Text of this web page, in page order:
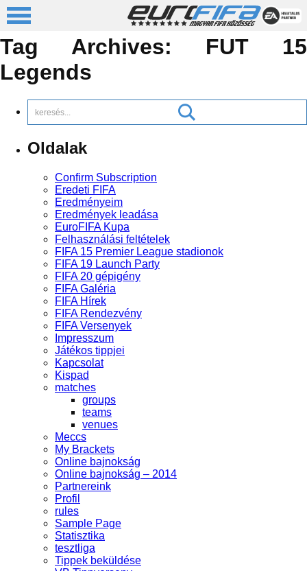
Tag Archives: FUT 15
Legends
Oldalak
Confirm Subscription
Eredeti FIFA
Eredményeim
Eredmények leadása
EuroFIFA Kupa
Felhasználási feltételek
FIFA 15 Premier League stadionok
FIFA 19 Launch Party
FIFA 20 gépigény
FIFA Galéria
FIFA Hírek
FIFA Rendezvény
FIFA Versenyek
Impresszum
Játékos tippjei
Kapcsolat
Kispad
matches
groups
teams
venues
Meccs
My Brackets
Online bajnokság
Online bajnokság – 2014
Partnereink
Profil
rules
Sample Page
Statisztika
tesztliga
Tippek beküldése